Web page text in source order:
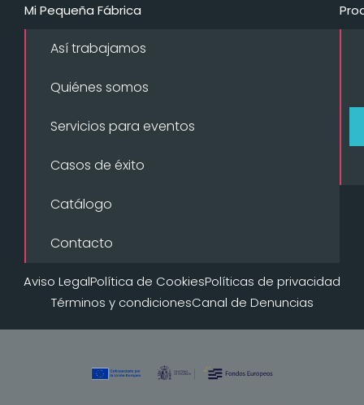
Mi Pequeña Fábrica
Así trabajamos
Quiénes somos
Servicios para eventos
Casos de éxito
Catálogo
Contacto
Aviso LegalPolítica de CookiesPolíticas de privacidad
Términos y condicionesCanal de Denuncias